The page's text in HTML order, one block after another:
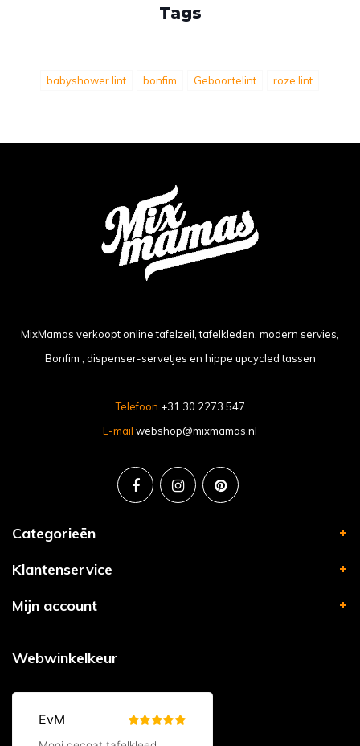
Tags
babyshower lint bonfim Geboortelint roze lint
MixMamas verkoopt online tafelzeil, tafelkleden, modern servies,
Bonfim , dispenser-servetjes en hippe upcycled tassen
Telefoon +31 30 2273 547
E-mail webshop@mixmamas.nl
Categorieën
Klantenservice
Mijn account
Webwinkelkeur